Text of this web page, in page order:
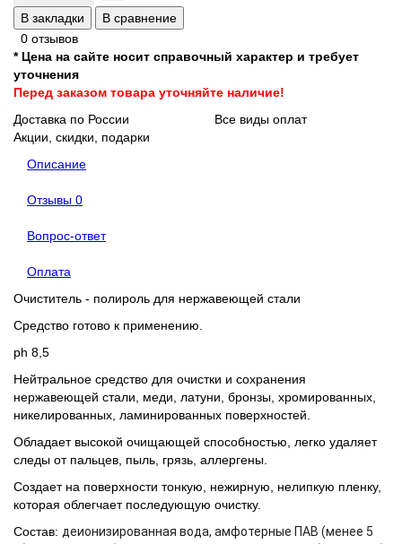
В закладки
В сравнение
0 отзывов
* Цена на сайте носит справочный характер и требует
уточнения
Перед заказом товара уточняйте наличие!
Доставка по России
Все виды оплат
Акции, скидки, подарки
Описание
Отзывы 0
Вопрос-ответ
Оплата
Очиститель - полироль для нержавеющей стали
Средство готово к применению.
ph 8,5
Нейтральное средство для очистки и сохранения
нержавеющей стали, меди, латуни, бронзы, хромированных,
никелированных, ламинированных поверхностей.
Обладает высокой очищающей способностью, легко удаляет
следы от пальцев, пыль, грязь, аллергены.
Создает на поверхности тонкую, нежирную, нелипкую пленку,
которая облегчает последующую очистку.
Состав: деионизированная вода, амфотерные ПАВ (менее 5